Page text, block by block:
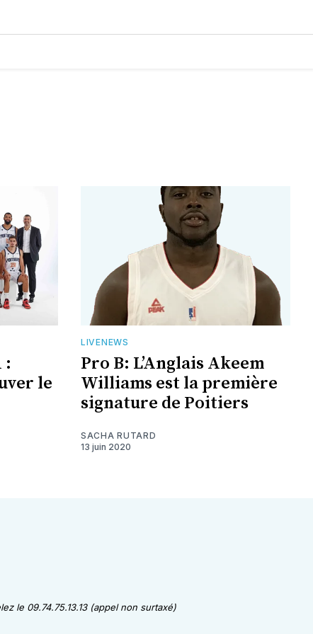
:
le
LIVENEWS
Pro B: L’Anglais Akeem
Williams est la première
signature de Poitiers
SACHA RUTARD
13 juin 2020
le 09.74.75.13.13 (appel non surtaxé)